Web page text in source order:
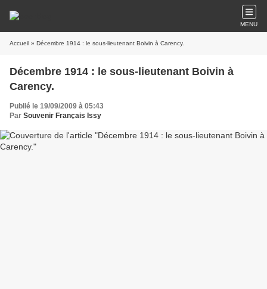
MENU
Accueil » Décembre 1914 : le sous-lieutenant Boivin à Carency.
Décembre 1914 : le sous-lieutenant Boivin à
Carency.
Publié le 19/09/2009 à 05:43
Par Souvenir Français Issy